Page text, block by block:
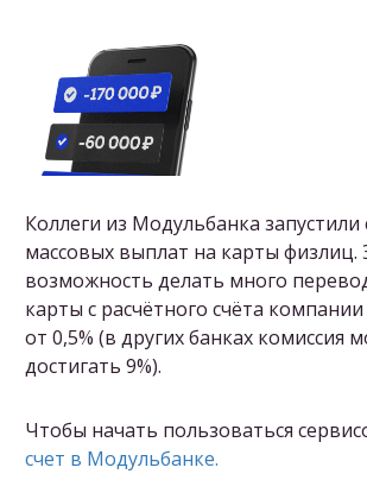
Коллеги из Модульбанка запустили
массовых выплат на карты физлиц.
возможность делать много
карты с расчётного счёта
от 0,5% (в других банках комиссия
достигать 9%).
Чтобы начать пользоваться
счет в Модульбанке.